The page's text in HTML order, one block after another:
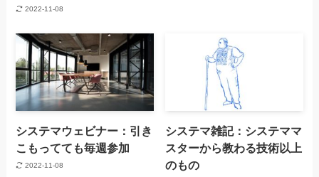
2022-11-08
システマウェビナー：引き
こもってても毎週参加
2022-11-08
システマ雑記：システママ
スターから教わる技術以上
のもの